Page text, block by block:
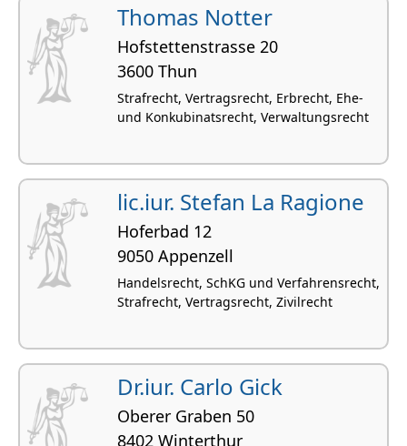
Thomas Notter
Hofstettenstrasse 20
3600 Thun
Strafrecht, Vertragsrecht, Erbrecht, Ehe-
und Konkubinatsrecht, Verwaltungsrecht
lic.iur. Stefan La Ragione
Hoferbad 12
9050 Appenzell
Handelsrecht, SchKG und Verfahrensrecht,
Strafrecht, Vertragsrecht, Zivilrecht
Dr.iur. Carlo Gick
Oberer Graben 50
8402 Winterthur